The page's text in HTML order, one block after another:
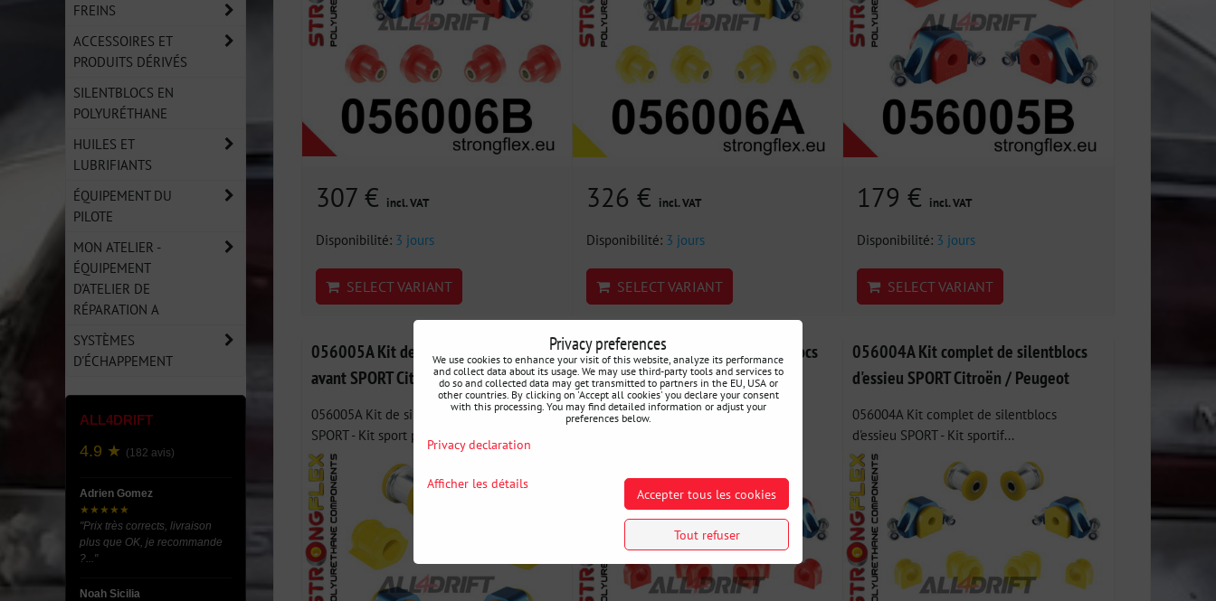
307 € incl. VAT
Disponibilité: 3 jours
SELECT VARIANT
326 € incl. VAT
Disponibilité: 3 jours
SELECT VARIANT
179 € incl. VAT
Disponibilité: 3 jours
SELECT VARIANT
056005A Kit de silentblocs d'essieu
avant SPORT Citroën / Peugeot
056005A Kit de silentblocs d'essieu avant
SPORT - Kit sport pour...
056004B Kit complet de silentblocs
d'essieux Citroën / Peugeot
056004B Kit complet de silentblocs
056004A Kit complet de silentblocs
d'essieu SPORT Citroën / Peugeot
056004A Kit complet de silentblocs
d'essieu SPORT - Kit sportif...
FREINS
ACCESSOIRES ET
PRODUITS DÉRIVÉS
SILENTBLOCS EN
POLYURÉTHANE
HUILES ET
LUBRIFIANTS
ÉQUIPEMENT DU
PILOTE
MON ATELIER -
ÉQUIPEMENT
D'ATELIER DE
RÉPARATION A
SYSTÈMES
D'ÉCHAPPEMENT
ALL4DRIFT
4.9 ★ (182 avis)
Adrien Gomez
★★★★★
"Prix très corrects, livraison
plus que OK, je recommande
?..."
Noah Sicilia
Privacy preferences
We use cookies to enhance your visit of this website, analyze its performance
and collect data about its usage. We may use third-party tools and services to
do so and collected data may get transmitted to partners in the EU, USA or
other countries. By clicking on 'Accept all cookies' you declare your consent
with this processing. You may find detailed information or adjust your
preferences below.
Privacy declaration
Afficher les détails
Accepter tous les cookies
Tout refuser